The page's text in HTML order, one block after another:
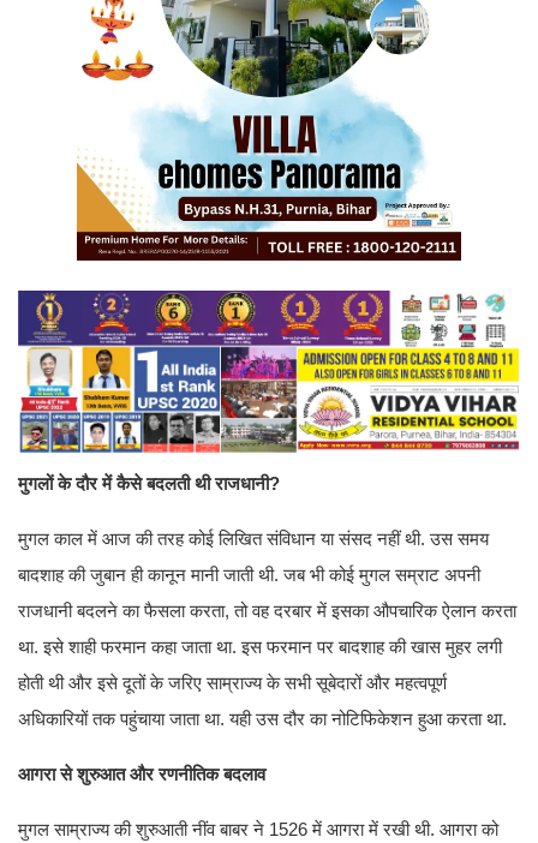
मुगलों के दौर में कैसे बदलती थी राजधानी?
मुगल काल में आज की तरह कोई लिखित संविधान या संसद नहीं थी. उस समय
बादशाह की जुबान ही कानून मानी जाती थी. जब भी कोई मुगल सम्राट अपनी
राजधानी बदलने का फैसला करता, तो वह दरबार में इसका औपचारिक ऐलान करता
था. इसे शाही फरमान कहा जाता था. इस फरमान पर बादशाह की खास मुहर लगी
होती थी और इसे दूतों के जरिए साम्राज्य के सभी सूबेदारों और महत्वपूर्ण
अधिकारियों तक पहुंचाया जाता था. यही उस दौर का नोटिफिकेशन हुआ करता था.
आगरा से शुरुआत और रणनीतिक बदलाव
मुगल साम्राज्य की शुरुआती नींव बाबर ने 1526 में आगरा में रखी थी. आगरा को